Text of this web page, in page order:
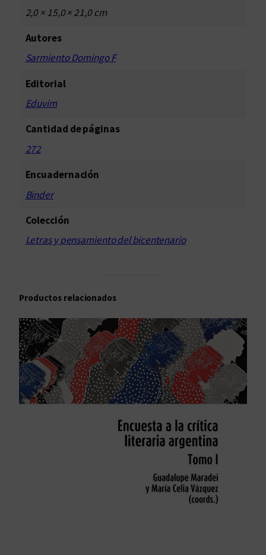
2,0 × 15,0 × 21,0 cm
Autores
Sarmiento Domingo F
Editorial
Eduvim
Cantidad de páginas
272
Encuadernación
Binder
Colección
Letras y pensamiento del bicentenario
Productos relacionados